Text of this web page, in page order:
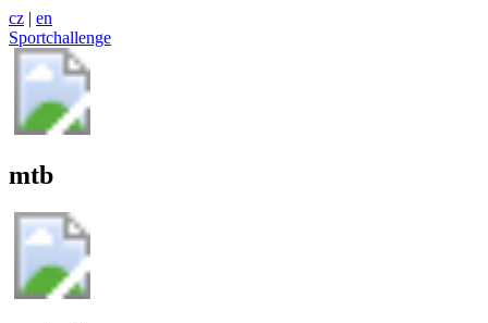
cz | en
Sportchallenge
mtb